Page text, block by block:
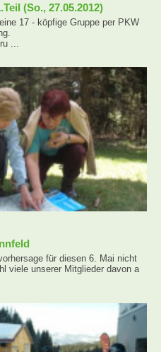
(So., 27.05.2012)
17 - köpfige Gruppe per PKW
...
für diesen 6. Mai nicht
viele unserer Mitglieder davon a